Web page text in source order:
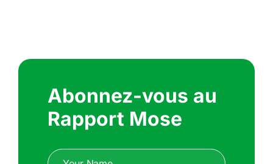
Abonnez-vous au
Rapport Mose
Name (Nécessaire)